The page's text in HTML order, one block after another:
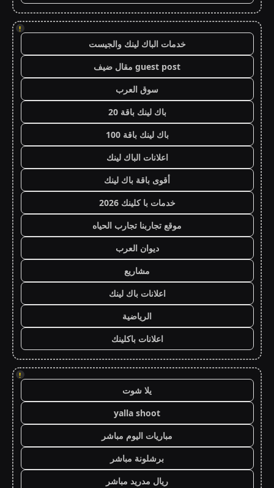
!
خدمات الباك لينك والجيست
guest post مقال ضيف
سوق العرب
باك لينك باقة 20
باك لينك باقة 100
اعلانات الباك لينك
أقوى باقة باك لينك
خدمات با كلينك 2026
موقع تجاربنا تجارب الحياه
ديوان العرب
مشاريع
اعلانات باك لينك
الرياضية
اعلانات باكلينك
!
يلا شوت
yalla shoot
مباريات اليوم مباشر
برشلونة مباشر
ريال مدريد مباشر